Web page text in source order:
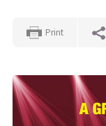
Print